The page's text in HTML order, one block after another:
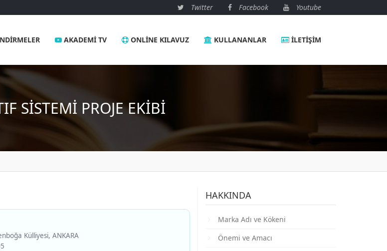
Twitter Facebook Youtube
AKADEMI TV ONLINE KILAVUZ KULLANANLAR İLETIŞIM
SISTEMI PROJE EKIBI
Külliyesi, ANKARA
HAKKINDA
Marka Adı ve Kökeni
Önemi ve Amacı